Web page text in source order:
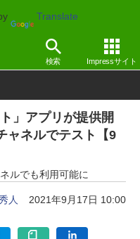
Translate
検索 Impressサイト
」アプリが提供開
ネルでテスト【9
ルでも利用可能に
人 2021年9月17日 10:00